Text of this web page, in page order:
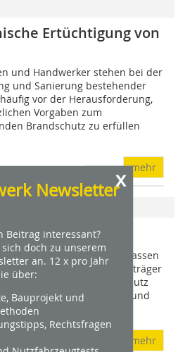
x
Newsletter
Beitrag interessant?
doch zu unserem
an. 12 x pro Jahr
über:
Bauprojekt und
Rechtsfragen
Ertüchtigung von
und Handwerker stehen bei der
und Sanierung bestehender
vor der Herausforderung,
Vorgaben zum
Brandschutz zu erfüllen
mehr
Stahl
von Maxit lassen
Stahlstützen und Stahlträger
Geprüft hat den Spezialputz
die Materialforschungs- und
für das...
mehr